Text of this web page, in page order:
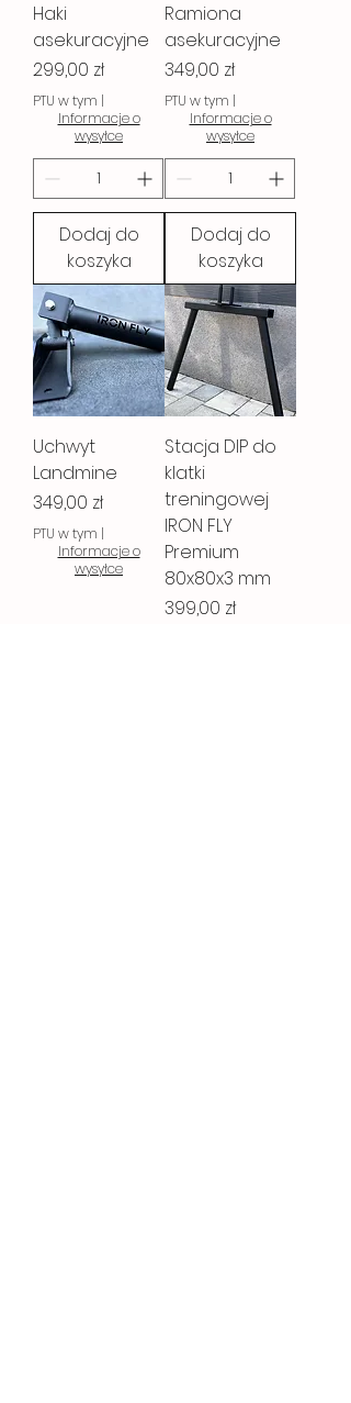
Haki
asekuracyjne
Cena
299,00 zł
PTU w tym |
Informacje o
wysyłce
Dodaj do
koszyka
Ramiona
asekuracyjne
Cena
349,00 zł
PTU w tym |
Informacje o
wysyłce
Dodaj do
koszyka
Uchwyt
Landmine
Cena
349,00 zł
PTU w tym |
Informacje o
wysyłce
Stacja DIP do
klatki
treningowej
IRON FLY
Premium
80x80x3 mm
Cena
399,00 zł